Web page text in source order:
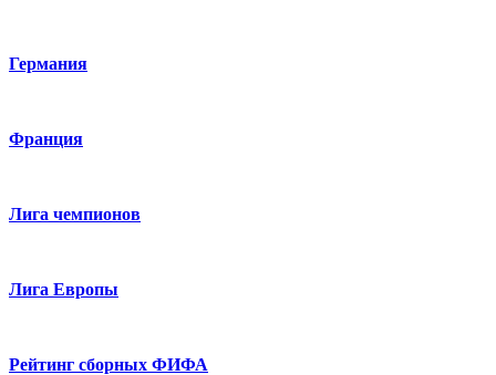
Германия
Франция
Лига чемпионов
Лига Европы
Рейтинг сборных ФИФА